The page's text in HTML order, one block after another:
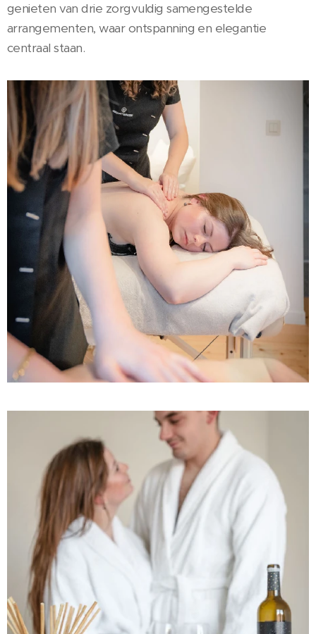
genieten van drie zorgvuldig samengestelde
arrangementen, waar ontspanning en elegantie
centraal staan.